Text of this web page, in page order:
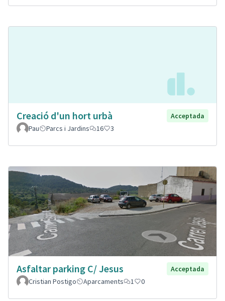
Creació d'un hort urbà
Acceptada
Pau
Parcs i Jardins 16 3
Asfaltar parking C/ Jesus
Acceptada
Cristian Postigo
Aparcaments 1 0